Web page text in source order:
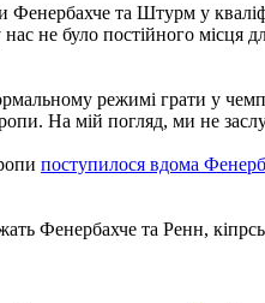
та Штурм у
не було постійного місця
режимі грати у
На мій погляд, ми не
поступилося вдома
Фенербахче та Ренн,